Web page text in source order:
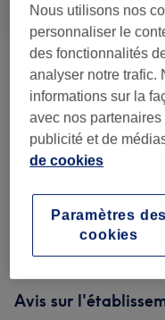
Séance UV Bronzage
Perte De Poids Et
Massage
Hammam Et Sauna
Avis sur
Nous utilisons nos
personnaliser le
des fonctionnalités
analyser notre trafic.
informations sur la
avec nos
publicité et de
de cookies
Paramètres des
cookies